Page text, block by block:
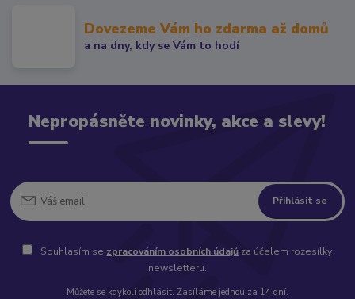
Dovezeme Vám ho zdarma až domů
a na dny, kdy se Vám to hodí
Nepropásněte novinky, akce a slevy!
Přihlásit se
Souhlasím se zpracováním osobních údajů za účelem rozesílky
newsletteru.
Můžete se kdykoli odhlásit. Zasíláme jednou za 14 dní.